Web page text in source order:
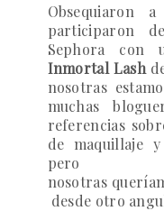
Obsequiaron
participaron
Sephora con
Inmortal Lash
nosotras
muchas
referencias
de maquillaje
pero
nosotras
desde otro